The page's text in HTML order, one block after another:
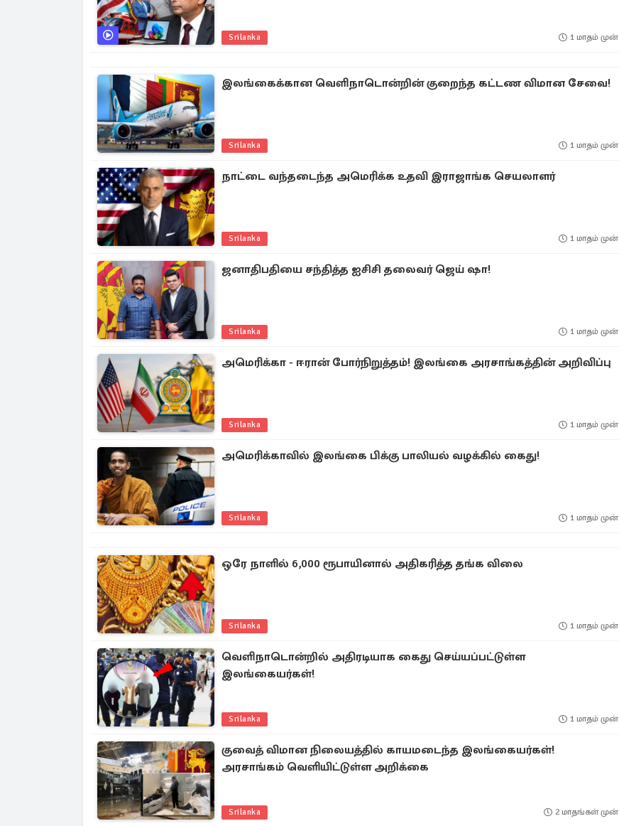
Srilanka 1 மாதம் முன்
இலங்கைக்கான வெளிநாடொன்றின் குறைந்த கட்டண விமான சேவை!
Srilanka 1 மாதம் முன்
நாட்டை வந்தடைந்த அமெரிக்க உதவி இராஜாங்க செயலாளர்
Srilanka 1 மாதம் முன்
ஜனாதிபதியை சந்தித்த ஐசிசி தலைவர் ஜெய் ஷா!
Srilanka 1 மாதம் முன்
அமெரிக்கா - ஈரான் போர்நிறுத்தம்! இலங்கை அரசாங்கத்தின் அறிவிப்பு
Srilanka 1 மாதம் முன்
அமெரிக்காவில் இலங்கை பிக்கு பாலியல் வழக்கில் கைது!
Srilanka 1 மாதம் முன்
ஒரே நாளில் 6,000 ரூபாயினால் அதிகரித்த தங்க விலை
Srilanka 1 மாதம் முன்
வெளிநாடொன்றில் அதிரடியாக கைது செய்யப்பட்டுள்ள
இலங்கையர்கள்!
Srilanka 1 மாதம் முன்
குவைத் விமான நிலையத்தில் காயமடைந்த இலங்கையர்கள்!
அரசாங்கம் வெளியிட்டுள்ள அறிக்கை
Srilanka 2 மாதங்கள் முன்